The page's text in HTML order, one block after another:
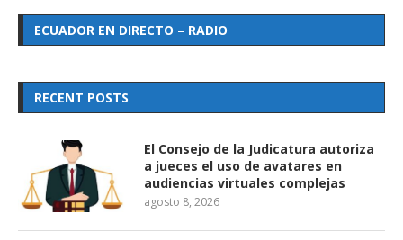
ECUADOR EN DIRECTO – RADIO
RECENT POSTS
El Consejo de la Judicatura autoriza
a jueces el uso de avatares en
audiencias virtuales complejas
agosto 8, 2026